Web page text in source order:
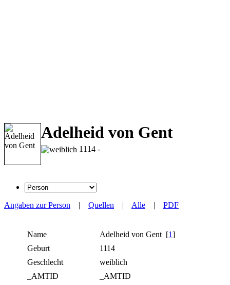
Adelheid von Gent
1114 -
Angaben zur Person | Quellen | Alle | PDF
Name Adelheid von Gent[1]
Geburt
1114
Geschlecht
weiblich
_AMTID
_AMTID